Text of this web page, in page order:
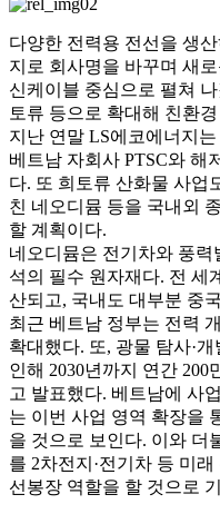
다양한 전력용 전선을 생
지로 회사명을 바꾸며 새
신케이블 중심으로 펼쳐
토류 등으로 확대해 친환
지난 연말 LS에코에너지
베트남 자회사 PTSC와 해
다. 또 희토류 산화물 사업
친 네오디뮴 등을 국내외
할 계획이다.
네오디뮴은 전기차와 풍
석의 필수 원자재다. 전 세
산되고, 국내도 대부분 중
최근 베트남 정부는 전력
확대했다. 또, 광물 탐사·
인해 2030년까지 연간
고 발표했다. 베트남에 사
는 이번 사업 영역 확장을
을 것으로 보인다. 이와 더
를 2차전지·전기차 등 미
선봉장 역할을 할 것으로